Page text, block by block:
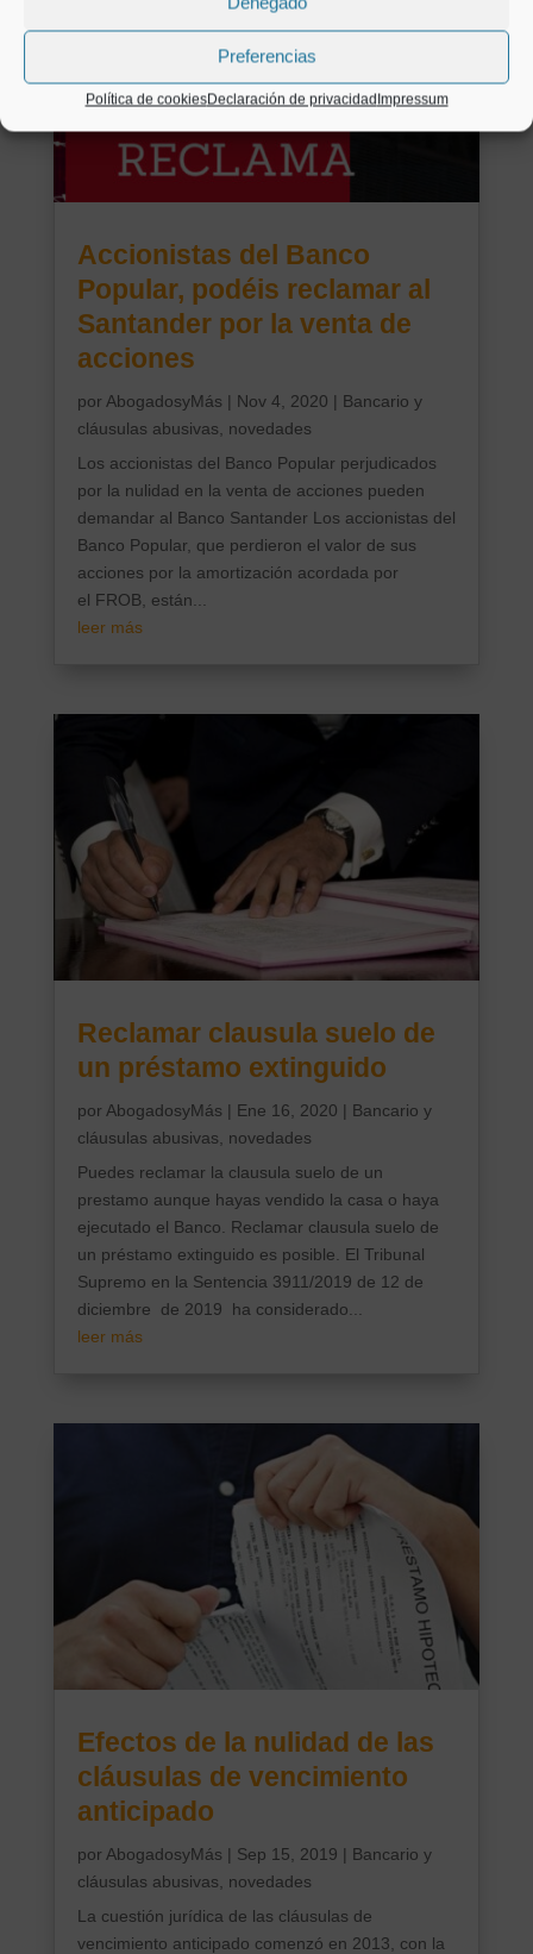
Preferencias
Política de cookiesDeclaración de privacidadImpressum
Accionistas del Banco
Popular, podéis reclamar al
Santander por la venta de
acciones
por AbogadosyMás | Nov 4, 2020 | Bancario y
cláusulas abusivas, novedades
Los accionistas del Banco Popular perjudicados
por la nulidad en la venta de acciones pueden
demandar al Banco Santander Los accionistas del
Banco Popular, que perdieron el valor de sus
acciones por la amortización acordada por
el FROB, están...
leer más
Reclamar clausula suelo de
un préstamo extinguido
por AbogadosyMás | Ene 16, 2020 | Bancario y
cláusulas abusivas, novedades
Puedes reclamar la clausula suelo de un
prestamo aunque hayas vendido la casa o haya
ejecutado el Banco. Reclamar clausula suelo de
un préstamo extinguido es posible. El Tribunal
Supremo en la Sentencia 3911/2019 de 12 de
diciembre de 2019 ha considerado...
leer más
Efectos de la nulidad de las
cláusulas de vencimiento
anticipado
por AbogadosyMás | Sep 15, 2019 | Bancario y
cláusulas abusivas, novedades
La cuestión jurídica de las cláusulas de
vencimiento anticipado comenzó en 2013, con la